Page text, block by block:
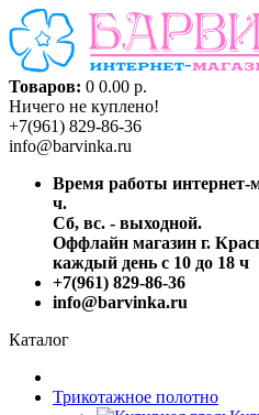
Товаров: 0 0.00 р.
Ничего не куплено!
+7(961) 829-86-36
info@barvinka.ru
Время работы интернет-
ч.
Сб, вс. - выходной.
Оффлайн магазин г.
каждый день с 10 до 18 ч
+7(961) 829-86-36
info@barvinka.ru
Каталог
Трикотажное полотно